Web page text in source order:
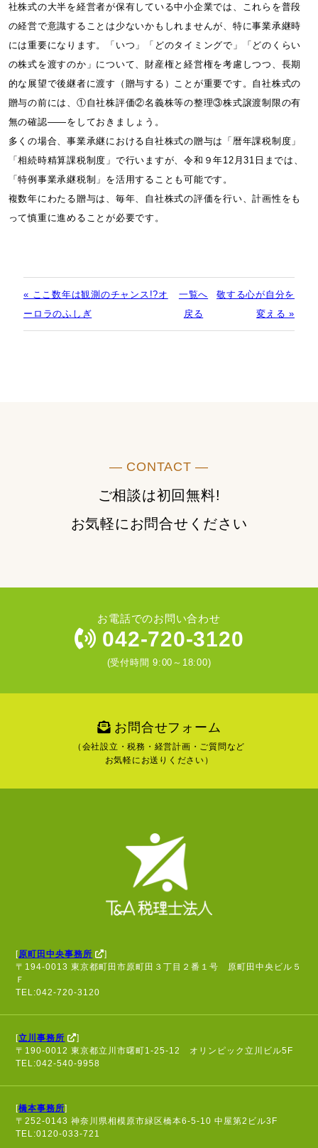
社株式の大半を経営者が保有している中小企業では、これらを普段
の経営で意識することは少ないかもしれませんが、特に事業承継時
には重要になります。「いつ」「どのタイミングで」「どのくらい
の株式を渡すのか」について、財産権と経営権を考慮しつつ、長期
的な展望で後継者に渡す（贈与する）ことが重要です。自社株式の
贈与の前には、①自社株評価②名義株等の整理③株式譲渡制限の有
無の確認――をしておきましょう。
多くの場合、事業承継における自社株式の贈与は「暦年課税制度」
「相続時精算課税制度」で行いますが、令和９年12月31日までは、
「特例事業承継税制」を活用することも可能です。
複数年にわたる贈与は、毎年、自社株式の評価を行い、計画性をも
って慎重に進めることが必要です。
« ここ数年は観測のチャンス!?オ
ーロラのふしぎ
一覧へ
戻る
敬する心が自分を
変える »
― CONTACT ―
ご相談は初回無料!
お気軽にお問合せください
お電話でのお問い合わせ
042-720-3120
(受付時間 9:00～18:00)
お問合せフォーム
（会社設立・税務・経営計画・ご質問など
お気軽にお送りください）
[原町田中央事務所
]
〒194-0013 東京都町田市原町田３丁目２番１号 原町田中央ビル５
Ｆ
TEL:042-720-3120
[立川事務所
]
〒190-0012 東京都立川市曙町1-25-12 オリンピック立川ビル5F
TEL:042-540-9958
[橋本事務所]
〒252-0143 神奈川県相模原市緑区橋本6-5-10 中屋第2ビル3F
TEL:0120-033-721